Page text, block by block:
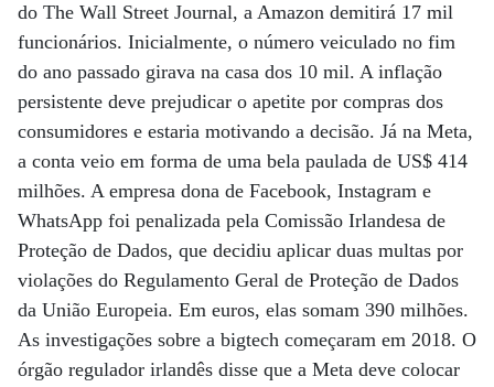
do The Wall Street Journal, a Amazon demitirá 17 mil
funcionários. Inicialmente, o número veiculado no fim
do ano passado girava na casa dos 10 mil. A inflação
persistente deve prejudicar o apetite por compras dos
consumidores e estaria motivando a decisão. Já na Meta,
a conta veio em forma de uma bela paulada de US$ 414
milhões. A empresa dona de Facebook, Instagram e
WhatsApp foi penalizada pela Comissão Irlandesa de
Proteção de Dados, que decidiu aplicar duas multas por
violações do Regulamento Geral de Proteção de Dados
da União Europeia. Em euros, elas somam 390 milhões.
As investigações sobre a bigtech começaram em 2018. O
órgão regulador irlandês disse que a Meta deve colocar